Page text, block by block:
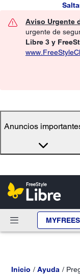
Aviso Urgente
urgente de
Libre 3 y
Anuncios
Inicio Ayuda